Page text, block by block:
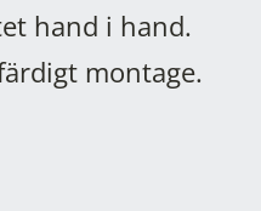
hand i hand.
montage.